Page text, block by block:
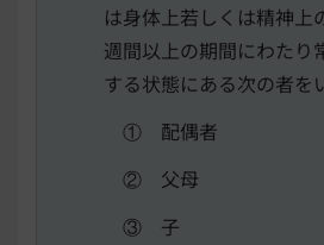
は身体上若しくは精神上
週間以上の期間にわたり
する状態にある次の者を
① 配偶者
② 父母
③ 子